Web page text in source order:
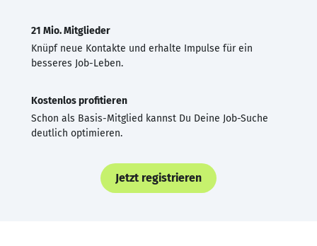
21 Mio. Mitglieder
Knüpf neue Kontakte und erhalte Impulse für ein
besseres Job-Leben.
Kostenlos profitieren
Schon als Basis-Mitglied kannst Du Deine Job-Suche
deutlich optimieren.
Jetzt registrieren